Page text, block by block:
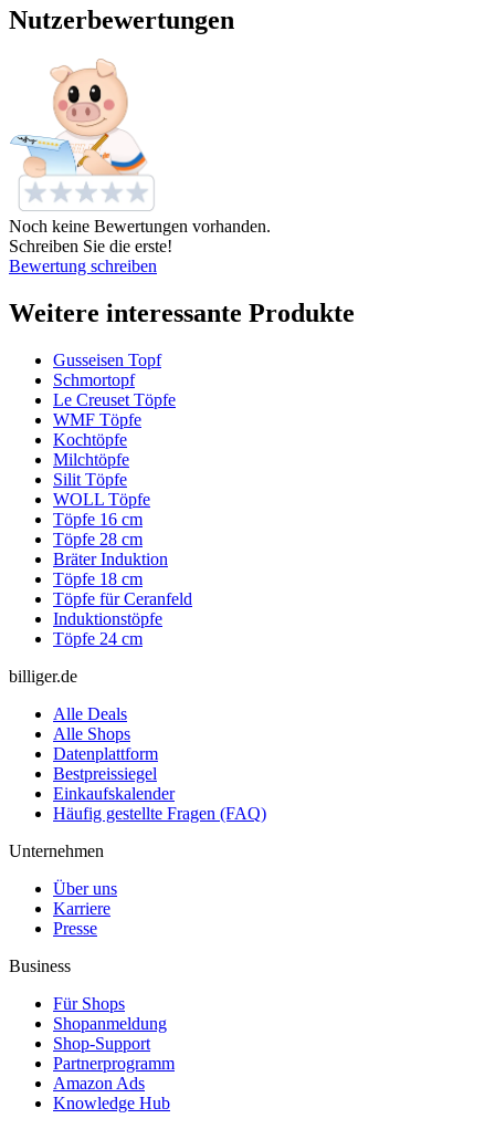
Nutzerbewertungen
Noch keine Bewertungen vorhanden.
Schreiben Sie die erste!
Bewertung schreiben
Weitere interessante Produkte
Gusseisen Topf
Schmortopf
Le Creuset Töpfe
WMF Töpfe
Kochtöpfe
Milchtöpfe
Silit Töpfe
WOLL Töpfe
Töpfe 16 cm
Töpfe 28 cm
Bräter Induktion
Töpfe 18 cm
Töpfe für Ceranfeld
Induktionstöpfe
Töpfe 24 cm
billiger.de
Alle Deals
Alle Shops
Datenplattform
Bestpreissiegel
Einkaufskalender
Häufig gestellte Fragen (FAQ)
Unternehmen
Über uns
Karriere
Presse
Business
Für Shops
Shopanmeldung
Shop-Support
Partnerprogramm
Amazon Ads
Knowledge Hub